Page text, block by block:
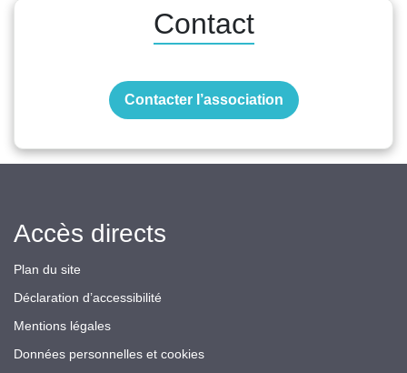
Contact
Contacter l’association
Accès directs
Plan du site
Déclaration d’accessibilité
Mentions légales
Données personnelles et cookies